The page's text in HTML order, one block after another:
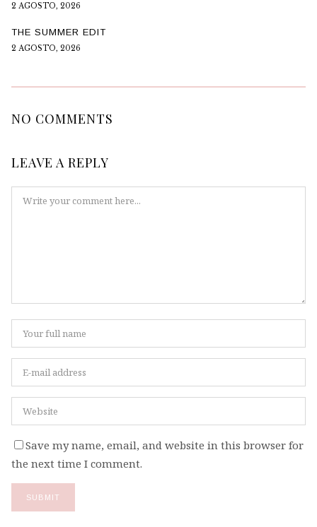
2 AGOSTO, 2026
THE SUMMER EDIT
2 AGOSTO, 2026
NO COMMENTS
LEAVE A REPLY
Save my name, email, and website in this browser for
the next time I comment.